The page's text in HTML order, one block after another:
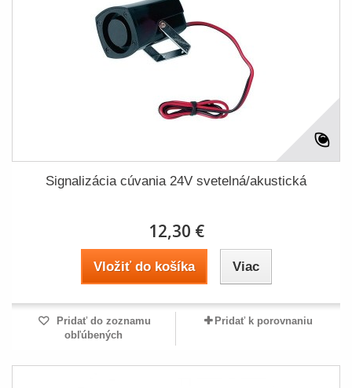
Signalizácia cúvania 24V svetelná/akustická
12,30 €
Vložiť do košíka Viac
Pridať do zoznamu
obľúbených
Pridať k porovnaniu